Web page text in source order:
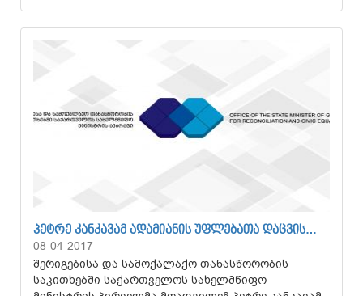
ᲞᲔᲢᲠᲔ ᲙᲐᲜᲙᲐᲕᲐᲛ ᲐᲓᲐᲛᲘᲐᲜᲘᲡ ᲣᲤᲚᲔᲑᲐᲗᲐ ᲓᲐᲪᲕᲘᲡ…
08-04-2017
შერიგებისა და სამოქალაქო თანასწორობის
საკითხებში საქართველოს სახელმწიფო